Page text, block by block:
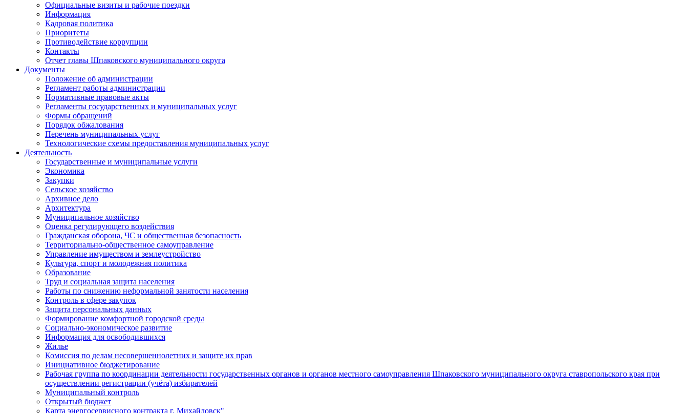
Официальные визиты и рабочие поездки
Информация
Кадровая политика
Приоритеты
Противодействие коррупции
Контакты
Отчет главы Шпаковского муниципального округа
Документы
Положение об администрации
Регламент работы администрации
Нормативные правовые акты
Регламенты государственных и муниципальных услуг
Формы обращений
Порядок обжалования
Перечень муниципальных услуг
Технологические схемы предоставления муниципальных услуг
Деятельность
Государственные и муниципальные услуги
Экономика
Закупки
Сельское хозяйство
Архивное дело
Архитектура
Муниципальное хозяйство
Оценка регулирующего воздействия
Гражданская оборона, ЧС и общественная безопасность
Территориально-общественное самоуправление
Управление имуществом и землеустройство
Культура, спорт и молодежная политика
Образование
Труд и социальная защита населения
Работы по снижению неформальной занятости населения
Контроль в сфере закупок
Защита персональных данных
Формирование комфортной городской среды
Социально-экономическое развитие
Информация для освободившихся
Жилье
Комиссия по делам несовершеннолетних и защите их прав
Инициативное бюджетирование
Рабочая группа по координации деятельности государственных органов и органов местного самоуправления Шпаковского муниципального округа ставропольского края при
осуществлении регистрации (учёта) избирателей
Муниципальный контроль
Открытый бюджет
Карта энергосервисного контракта г. Михайловск"